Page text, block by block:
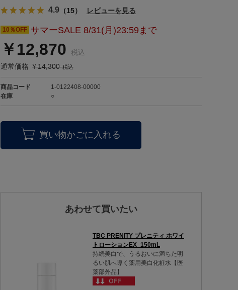
4.9 （15） レビューを見る
10％OFF サマーSALE 8/31(月)23:59まで
￥12,870
通常価格 ￥14,300
商品コード
1-0122408-00000
在庫
○
買い物かごに入れる
あわせて買いたい
TBC PRENITY プレニティ ホワイ
トローションEX_150mL
持続美白で、うるおいに満ちた明
るい肌へ導く薬用美白化粧水【医
薬部外品】